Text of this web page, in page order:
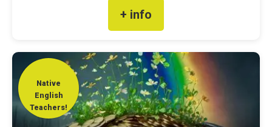
+ info
Native
English
Teachers!